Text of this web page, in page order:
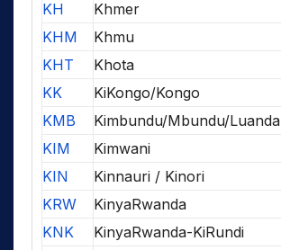
KH
Khmer
KHM
Khmu
KHT
Khota
KK
KiKongo/Kongo
KMB
Kimbundu/Mbundu/Luanda
KIM
Kimwani
KIN
Kinnauri / Kinori
KRW
KinyaRwanda
KNK
KinyaRwanda-KiRundi